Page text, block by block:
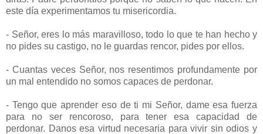
este día experimentamos tu misericordia.
- Señor, eres lo más maravilloso, todo lo que te han hecho y
no pides su castigo, no le guardas rencor, pides por ellos.
- Cuantas veces Señor, nos resentimos profundamente por
un mal entendido no somos capaces de perdonar.
- Tengo que aprender eso de ti mi Señor, dame esa fuerza
para no ser rencoroso, para tener esa capacidad de
perdonar. Danos esa virtud necesaria para vivir sin odios y